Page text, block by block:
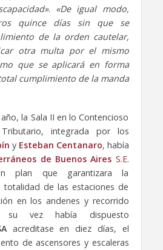
. «De igual modo,
quince días sin que se
de la orden cautelar,
otra multa por el mismo
que se aplicará en forma
cumplimiento de la manda
la Sala II en lo Contencioso
integrada por los
y Esteban Centanaro, había
de Buenos Aires S.E.
plan que garantizara la
totalidad de las estaciones de
en los andenes y recorrido
vez había dispuesto
acreditase en diez días, el
de ascensores y escaleras